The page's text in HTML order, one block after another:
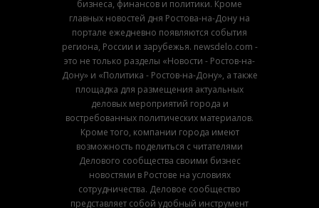
бизнеса, финансов и политики. Кроме
главных новостей дня Ростова-на-Дону на
портале ежедневно появляются события
региона, России и зарубежья. newsdelo.com -
это не только разделы «Новости - Ростов-на-
Дону» и «Политика - Ростов-на-Дону», а также
площадка для размещения актуальных
деловых мероприятий города и
востребованных политических материалов.
Кроме того, компании города имеют
возможность поделиться с читателями
Делового сообщества своими бизнес
новостями в Ростове на условиях
сотрудничества. Деловое сообщество
представляет собой удобный инструмент